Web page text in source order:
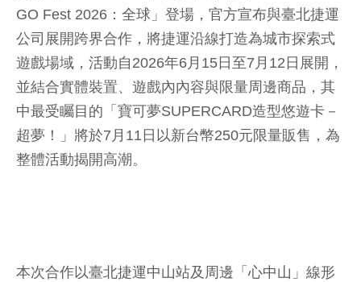
GO Fest 2026：全球」登場，官方宣布與臺北捷運
公司展開跨界合作，將捷運沿線打造為城市探索式
遊戲場域，活動自2026年6月15日至7月12日展開，
並結合實體裝置、遊戲內內容與限量周邊商品，其
中最受矚目的「寶可夢SUPERCARD造型悠遊卡－
超夢！」將於7月11日以新台幣250元限量販售，為
整體活動揭開高潮。
本次合作以臺北捷運中山站及周邊「心中山」線形